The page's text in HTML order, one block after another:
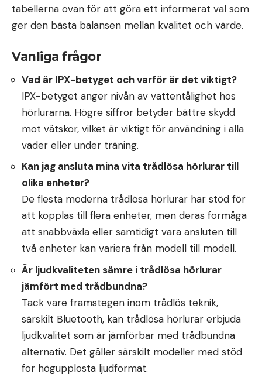
tabellerna ovan för att göra ett informerat val som
ger den bästa balansen mellan kvalitet och värde.
Vanliga frågor
Vad är IPX-betyget och varför är det viktigt?
IPX-betyget anger nivån av vattentålighet hos
hörlurarna. Högre siffror betyder bättre skydd
mot vätskor, vilket är viktigt för användning i alla
väder eller under träning.
Kan jag ansluta mina vita trådlösa hörlurar till
olika enheter?
De flesta moderna trådlösa hörlurar har stöd för
att kopplas till flera enheter, men deras förmåga
att snabbväxla eller samtidigt vara ansluten till
två enheter kan variera från modell till modell.
Är ljudkvaliteten sämre i trådlösa hörlurar
jämfört med trådbundna?
Tack vare framstegen inom trådlös teknik,
särskilt Bluetooth, kan trådlösa hörlurar erbjuda
ljudkvalitet som är jämförbar med trådbundna
alternativ. Det gäller särskilt modeller med stöd
för högupplösta ljudformat.